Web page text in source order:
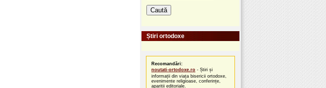
Știri ortodoxe
Recomandări:
noutati-ortodoxe.ro - Știri și
informații din viața bisericii ortodoxe,
evenimente religioase, conferințe,
apariții editoriale.